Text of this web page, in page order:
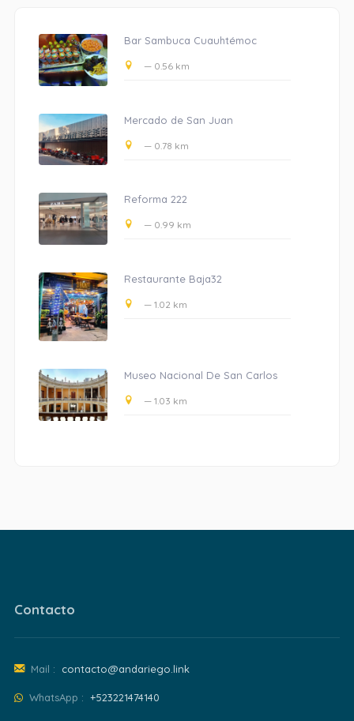
Bar Sambuca Cuauhtémoc
— 0.56 km
Mercado de San Juan
— 0.78 km
Reforma 222
— 0.99 km
Restaurante Baja32
— 1.02 km
Museo Nacional De San Carlos
— 1.03 km
Contacto
Mail : contacto@andariego.link
WhatsApp : +523221474140